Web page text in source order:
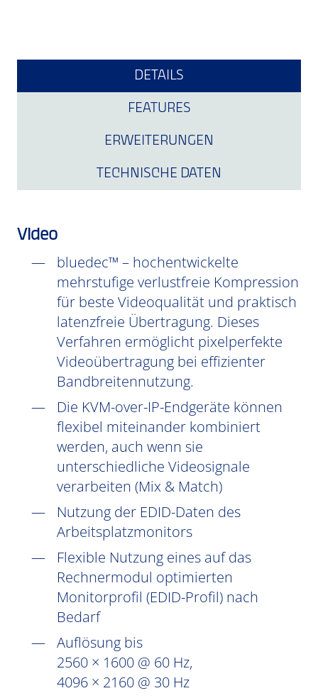
DETAILS
FEATURES
ERWEITERUNGEN
TECHNISCHE DATEN
Video
bluedec™ – hochentwickelte
mehrstufige verlustfreie Kompression
für beste Videoqualität und praktisch
latenzfreie Übertragung. Dieses
Verfahren ermöglicht pixelperfekte
Videoübertragung bei effizienter
Bandbreitennutzung.
Die KVM-over-IP-Endgeräte können
flexibel miteinander kombiniert
werden, auch wenn sie
unterschiedliche Videosignale
verarbeiten (Mix & Match)
Nutzung der EDID-Daten des
Arbeitsplatzmonitors
Flexible Nutzung eines auf das
Rechnermodul optimierten
Monitorprofil (EDID-Profil) nach
Bedarf
Auflösung bis
2560 × 1600 @ 60 Hz,
4096 × 2160 @ 30 Hz